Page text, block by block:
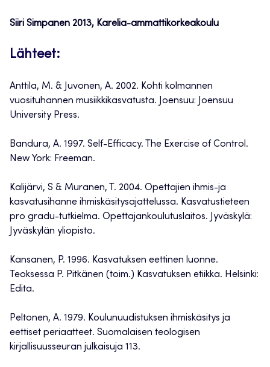
Siiri Simpanen 2013, Karelia-ammattikorkeakoulu
Lähteet:
Anttila, M. & Juvonen, A. 2002. Kohti kolmannen
vuosituhannen musiikkikasvatusta. Joensuu: Joensuu
University Press.
Bandura, A. 1997. Self-Efficacy. The Exercise of Control.
New York: Freeman.
Kalijärvi, S & Muranen, T. 2004. Opettajien ihmis-ja
kasvatusihanne ihmiskäsitysajattelussa. Kasvatustieteen
pro gradu-tutkielma. Opettajankoulutuslaitos. Jyväskylä:
Jyväskylän yliopisto.
Kansanen, P. 1996. Kasvatuksen eettinen luonne.
Teoksessa P. Pitkänen (toim.) Kasvatuksen etiikka. Helsinki:
Edita.
Peltonen, A. 1979. Koulunuudistuksen ihmiskäsitys ja
eettiset periaatteet. Suomalaisen teologisen
kirjallisuusseuran julkaisuja 113.